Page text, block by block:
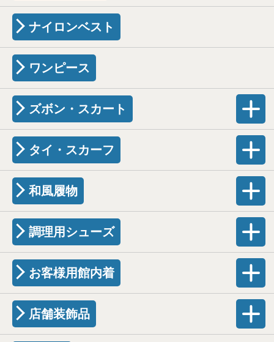
ナイロンベスト
ワンピース
ズボン・スカート
タイ・スカーフ
和風履物
調理用シューズ
お客様用館内着
店舗装飾品